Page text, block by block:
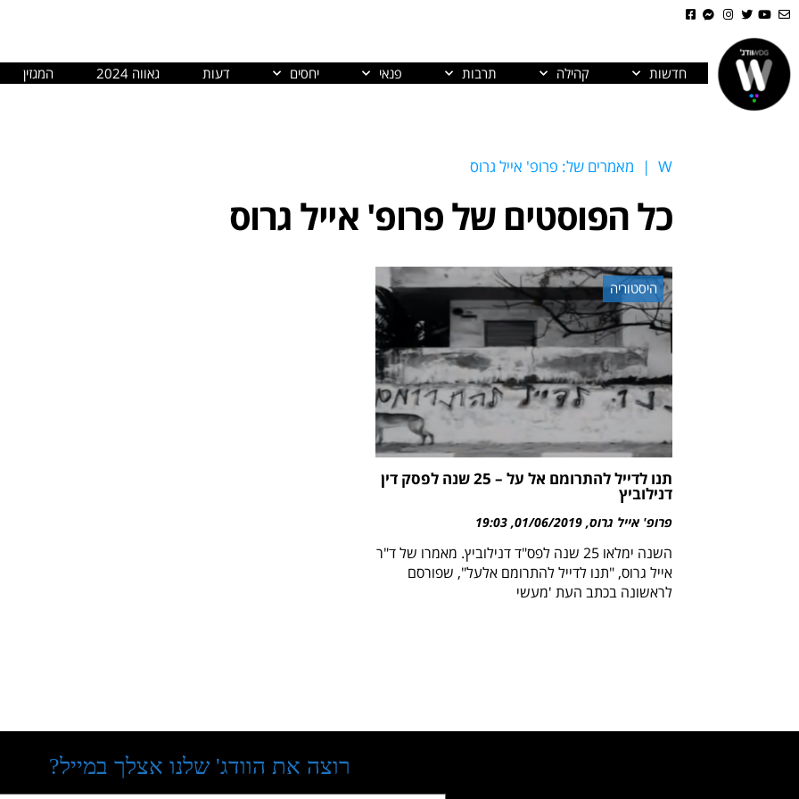
חדשות קהילה תרבות פנאי יחסים דעות גאווה 2024 המגזין
W
| מאמרים של: פרופ' אייל גרוס
כל הפוסטים שלפרופ' אייל גרוס
היסטוריה
תנו לדייל להתרומם אל על – 25 שנה לפסק דין
דנילוביץ
פרופ' אייל גרוס 01/06/2019
19:03
השנה ימלאו 25 שנה לפס"ד דנילוביץ. מאמרו של ד"ר
אייל גרוס, "תנו לדייל להתרומם אלעל", שפורסם
לראשונה בכתב העת 'מעשי